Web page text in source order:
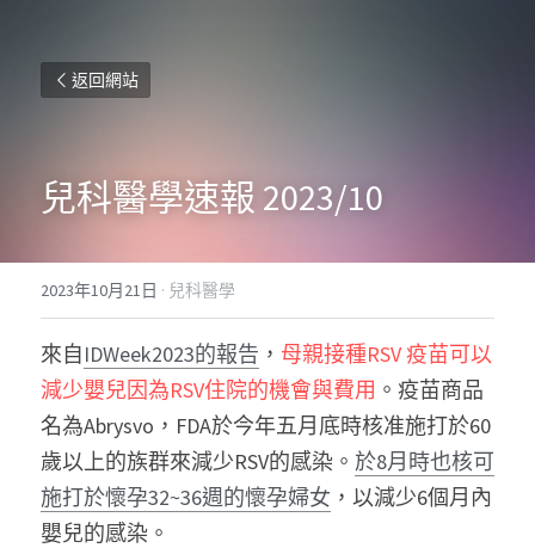
返回網站
兒科醫學速報 2023/10
2023年10月21日 · 兒科醫學
來自IDWeek2023的報告 ， 母親接種RSV 疫苗可以
減少嬰兒因為RSV住院的機會與費用 。疫苗商品
名為Abrysvo，FDA於今年五月底時核准施打於60
歲以上的族群來減少RSV的感染。 於8月時也核可
施打於懷孕32~36週的懷孕婦女 ，以減少6個月內
嬰兒的感染。